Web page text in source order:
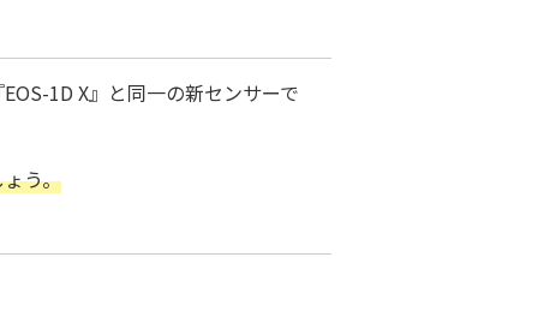
1D X』と同一の新センサーで
う。